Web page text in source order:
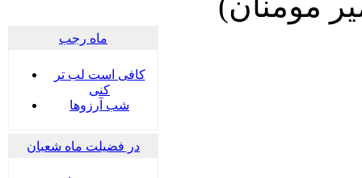
ماه رجب
کافی است لب تر
کنی
شب آرزوها
در فضیلت ماه شعبان